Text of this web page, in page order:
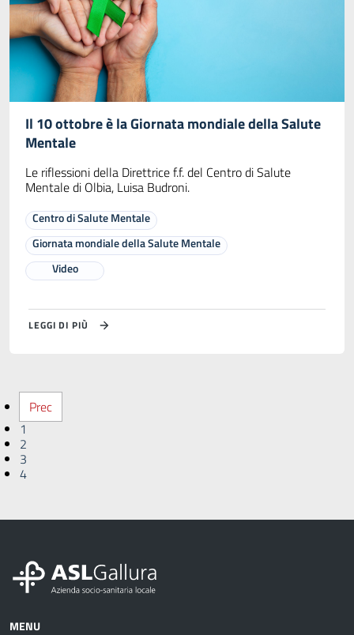
Il 10 ottobre è la Giornata mondiale della Salute
Mentale
Le riflessioni della Direttrice f.f. del Centro di Salute
Mentale di Olbia, Luisa Budroni.
Centro di Salute Mentale
Giornata mondiale della Salute Mentale
Video
LEGGI DI PIÙ
Prec
1
2
3
4
MENU